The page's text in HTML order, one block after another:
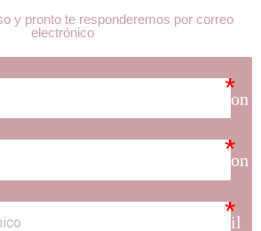
y pronto te responderemos por correo
electrónico
person
person
email